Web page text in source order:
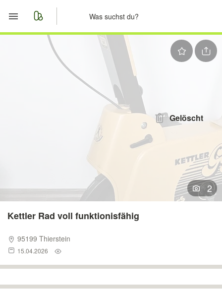
Start
Merkliste
Gelöscht
2
Kettler Rad voll funktionisfähig
95199 Thierstein
15.04.2026